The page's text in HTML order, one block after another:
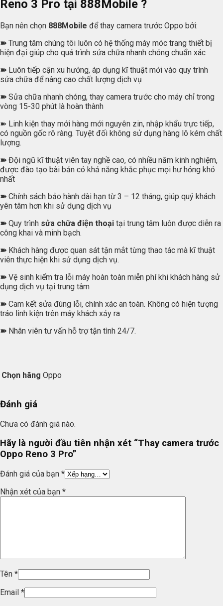
Reno 3 Pro tại 888Mobile ?
Bạn nên chọn 888Mobile để thay camera trước Oppo bởi:
➽ Trung tâm chúng tôi luôn có hệ thống máy móc trang thiết bị
hiện đại giúp cho quá trình sửa chữa nhanh chóng chuẩn xác
➽ Luôn tiếp cận xu hướng, áp dụng kĩ thuật mới vào quy trình
sửa chữa để nâng cao chất lượng dịch vụ
➽ Sửa chữa nhanh chóng, thay camera trước cho máy chỉ trong
vòng 15-30 phút là hoàn thành
➽ Linh kiện thay mới hàng mới nguyên zin, nhập khẩu trực tiếp,
có nguồn gốc rõ ràng. Tuyệt đối không sử dụng hàng lô kém chất
lượng.
➽ Đội ngũ kĩ thuật viên tay nghề cao, có nhiều năm kinh nghiệm,
được đào tạo bài bản có khả năng khắc phục mọi hư hỏng khó
nhất
➽ Chính sách bảo hành dài hạn từ 3 – 12 tháng, giúp quý khách
yên tâm hơn khi sử dụng dịch vụ
➽ Quy trình sửa chữa điện thoại tại trung tâm luôn được diễn ra
công khai và minh bạch.
➽ Khách hàng được quan sát tận mắt từng thao tác mà kĩ thuật
viên thực hiện khi sử dụng dịch vụ.
➽ Vệ sinh kiểm tra lỗi máy hoàn toàn miễn phí khi khách hàng sử
dụng dịch vụ tại trung tâm
➽ Cam kết sửa đúng lỗi, chính xác an toàn. Không có hiện tượng
tráo linh kiện trên máy khách xảy ra
➽ Nhân viên tư vấn hỗ trợ tận tình 24/7.
Chọn hãng Oppo
Đánh giá
Chưa có đánh giá nào.
Hãy là người đầu tiên nhận xét “Thay camera trước
Oppo Reno 3 Pro”
Đánh giá của bạn *
Nhận xét của bạn *
Tên *
Email *